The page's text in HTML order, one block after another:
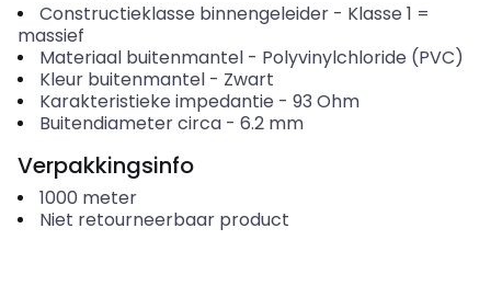
Constructieklasse binnengeleider- Klasse 1 =
massief
Materiaal buitenmantel- Polyvinylchloride (PVC)
Kleur buitenmantel- Zwart
Karakteristieke impedantie - 93 Ohm
Buitendiameter circa- 6.2 mm
Verpakkingsinfo
1000 meter
Niet retourneerbaar product